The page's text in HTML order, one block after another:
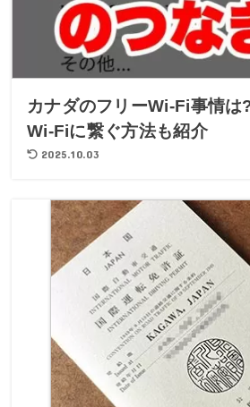
カナダのフリーWi-Fi事情は
Wi-Fiに繋ぐ方法も紹介
2025.10.03